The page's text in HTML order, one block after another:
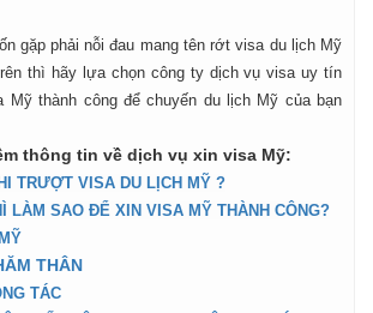
gặp phải nỗi đau mang tên rớt visa du lịch Mỹ
thì hãy lựa chọn công ty dịch vụ visa uy tín
Mỹ thành công để chuyến du lịch Mỹ của bạn
thông tin về dịch vụ xin visa Mỹ:
TRƯỢT VISA DU LỊCH MỸ ?
LÀM SAO ĐỂ XIN VISA MỸ THÀNH CÔNG?
THÂN
TÁC